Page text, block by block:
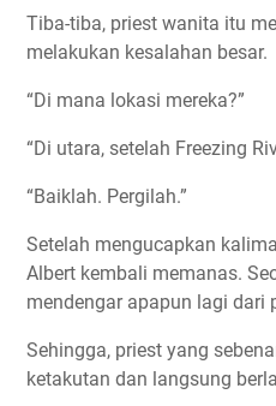
Tiba-tiba, priest wanita itu
melakukan kesalahan besar.
“Di mana lokasi mereka?”
“Di utara, setelah Freezing
“Baiklah. Pergilah.”
Setelah mengucapkan
Albert kembali memanas.
mendengar apapun lagi dari
Sehingga, priest yang
ketakutan dan langsung